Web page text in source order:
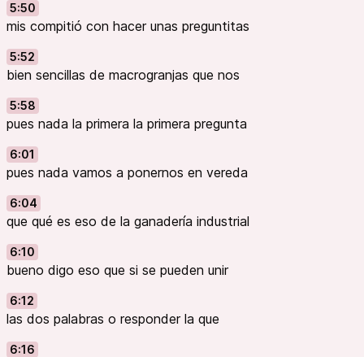
5:50
mis compitió con hacer unas preguntitas
5:52
bien sencillas de macrogranjas que nos
5:58
pues nada la primera la primera pregunta
6:01
pues nada vamos a ponernos en vereda
6:04
que qué es eso de la ganadería industrial
6:10
bueno digo eso que si se pueden unir
6:12
las dos palabras o responder la que
6:16